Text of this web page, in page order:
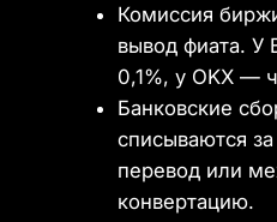
Комиссия
вывод фиата. У
0,1%, у OKX —
Банковские
списываются
перевод или
конвертацию.